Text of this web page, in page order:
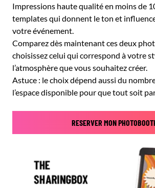
Impressions haute qualité en moins de
templates qui donnent le ton et
votre événement.
Comparez dès maintenant ces deux
choisissez celui qui correspond à votre
l’atmosphère que vous souhaitez créer.
Astuce : le choix dépend aussi du
l’espace disponible pour que tout soit
RESERVER MON